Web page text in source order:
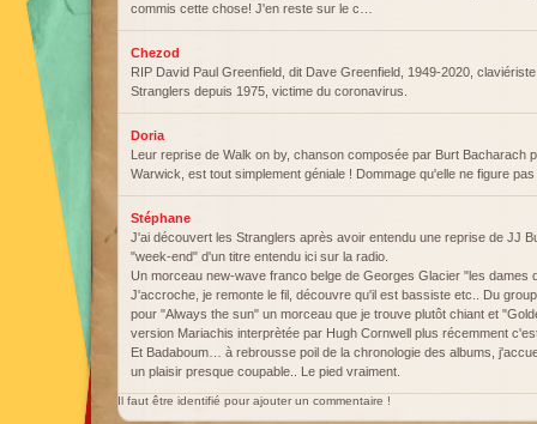
commis cette chose! J'en reste sur le c…
Chezod
RIP David Paul Greenfield, dit Dave Greenfield, 1949-2020,
Stranglers depuis 1975, victime du coronavirus.
Doria
Leur reprise de Walk on by, chanson composée par Burt Bacharach
Warwick, est tout simplement géniale ! Dommage qu'elle ne figure
Stéphane
J'ai découvert les Stranglers après avoir entendu une reprise de JJ
"week-end" d'un titre entendu ici sur la radio.
Un morceau new-wave franco belge de Georges Glacier "les dames
J'accroche, je remonte le fil, découvre qu'il est bassiste etc.. Du
pour "Always the sun" un morceau que je trouve plutôt chiant et
version Mariachis interprètée par Hugh Cornwell plus récemment
Et Badaboum… à rebrousse poil de la chronologie des albums,
un plaisir presque coupable.. Le pied vraiment.
Il faut être identifié pour ajouter un commentaire !